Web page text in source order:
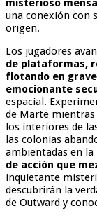
misterioso
una conexión con
origen.
Los jugadores
de plataformas,
flotando en
emocionante
espacial.
de Marte mientras
los interiores de
las colonias
ambientadas en la
de acción que
inquietante
descubrirán la
de Outward y